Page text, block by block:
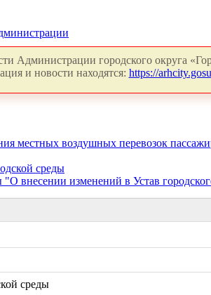
Администрации городского округа
и новости находятся: https://
местных воздушных перевозок
среды
внесении изменений в Устав
среды